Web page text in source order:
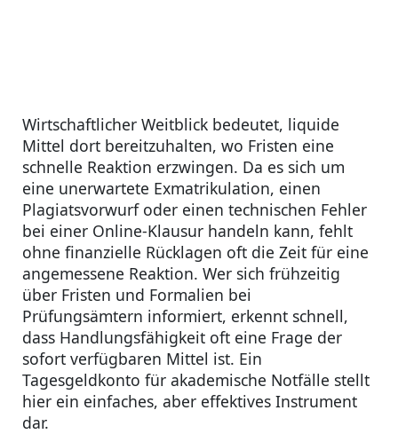
Wirtschaftlicher Weitblick bedeutet, liquide
Mittel dort bereitzuhalten, wo Fristen eine
schnelle Reaktion erzwingen. Da es sich um
eine unerwartete Exmatrikulation, einen
Plagiatsvorwurf oder einen technischen Fehler
bei einer Online-Klausur handeln kann, fehlt
ohne finanzielle Rücklagen oft die Zeit für eine
angemessene Reaktion. Wer sich frühzeitig
über Fristen und Formalien bei
Prüfungsämtern informiert, erkennt schnell,
dass Handlungsfähigkeit oft eine Frage der
sofort verfügbaren Mittel ist. Ein
Tagesgeldkonto für akademische Notfälle stellt
hier ein einfaches, aber effektives Instrument
dar.